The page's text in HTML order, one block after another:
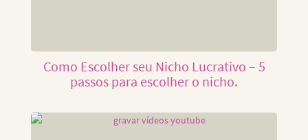
Como Escolher seu Nicho Lucrativo – 5
passos para escolher o nicho.